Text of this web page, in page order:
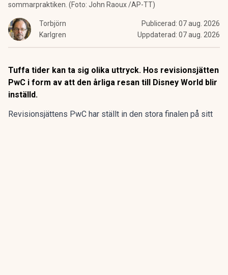
sommarpraktiken. (Foto: John Raoux /AP-TT)
Torbjörn
Karlgren
Publicerad: 07 aug. 2026
Uppdaterad: 07 aug. 2026
Tuffa tider kan ta sig olika uttryck. Hos revisionsjätten
PwC i form av att den årliga resan till Disney World blir
inställd.
Revisionsjättens PwC har ställt in den stora finalen på sitt